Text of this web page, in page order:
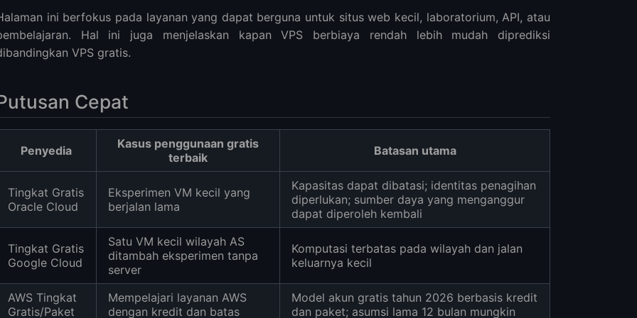
ini berfokus pada layanan yang dapat berguna untuk situs web kecil, laboratorium, API, atau
Hal ini juga menjelaskan kapan VPS berbiaya rendah lebih mudah diprediksi
VPS gratis.
Cepat
Penyedia
Kasus penggunaan gratis
terbaik
Batasan utama
Tingkat Gratis
Oracle Cloud
Eksperimen VM kecil yang
berjalan lama
Kapasitas dapat dibatasi; identitas penagihan
diperlukan; sumber daya yang menganggur
dapat diperoleh kembali
Tingkat Gratis
Google Cloud
Satu VM kecil wilayah AS
ditambah eksperimen tanpa
server
Komputasi terbatas pada wilayah dan jalan
keluarnya kecil
AWS Tingkat
Gratis/Paket
Mempelajari layanan AWS
dengan kredit dan batas
Model akun gratis tahun 2026 berbasis kredit
dan paket; asumsi lama 12 bulan mungkin